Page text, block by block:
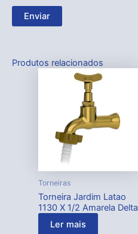
Produtos relacionados
Torneiras
Torneira Jardim Latao
1130 X 1/2 Amarela Delta
Ler mais